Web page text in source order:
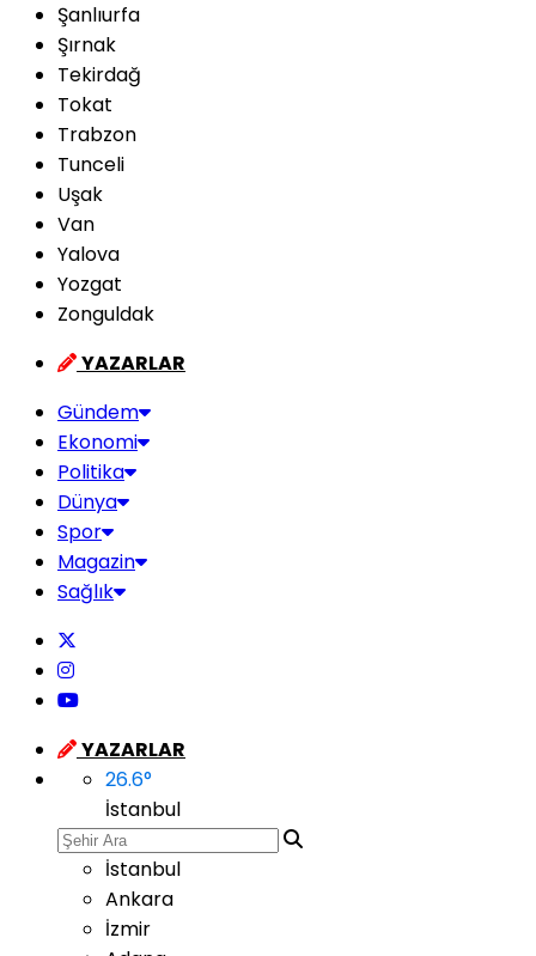
Şanlıurfa
Şırnak
Tekirdağ
Tokat
Trabzon
Tunceli
Uşak
Van
Yalova
Yozgat
Zonguldak
YAZARLAR
Gündem
Ekonomi
Politika
Dünya
Spor
Magazin
Sağlık
YAZARLAR
26.6°
İstanbul
İstanbul
Ankara
İzmir